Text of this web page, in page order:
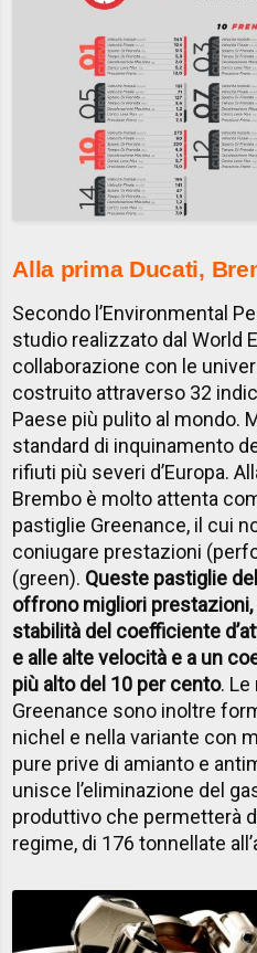
Alla prima Ducati,
Secondo l’Environmental
studio realizzato dal World
collaborazione con le
costruito attraverso 32
Paese più pulito al mondo.
standard di inquinamento
rifiuti più severi d’Europa.
Brembo è molto attenta
pastiglie Greenance, il cui
coniugare prestazioni
(green). Queste pastiglie
offrono migliori prestazioni,
stabilità del coefficiente
e alle alte velocità e a un
più alto del 10 per cento.
Greenance sono inoltre
nichel e nella variante con
pure prive di amianto e
unisce l’eliminazione del
produttivo che permetterà
regime, di 176 tonnellate